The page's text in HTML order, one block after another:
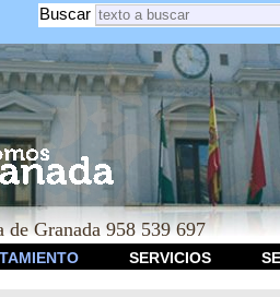
Buscar
Granada 958 539 697
SERVICIOS